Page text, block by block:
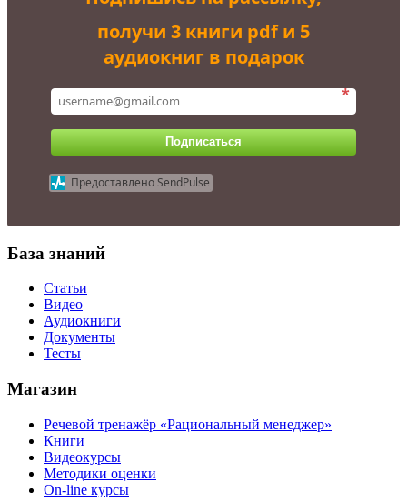
получи 3 книги pdf и 5
аудиокниг в подарок
*
Подписаться
Предоставлено SendPulse
База знаний
Статьи
Видео
Аудиокниги
Документы
Тесты
Магазин
Речевой тренажёр «Рациональный менеджер»
Книги
Видеокурсы
Методики оценки
On-line курсы